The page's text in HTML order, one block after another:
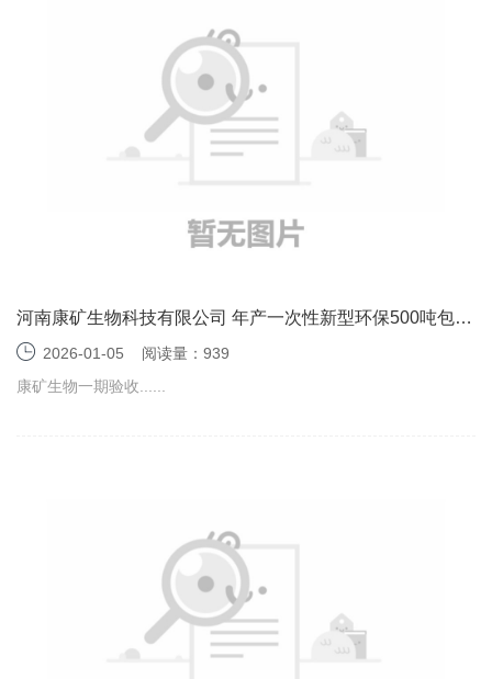
河南康矿生物科技有限公司 年产一次性新型环保500吨包装
袋及100吨手套项目（一期）竣工环境保护验收监测报告表
2026-01-05
阅读量：939
康矿生物一期验收......